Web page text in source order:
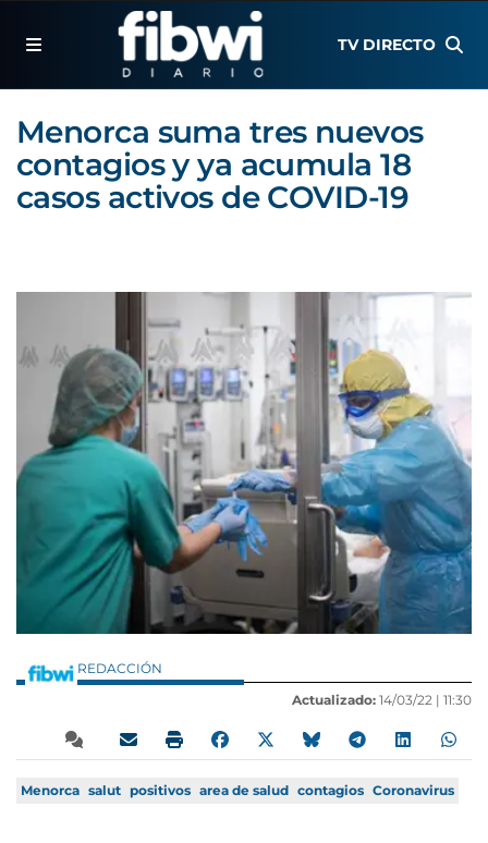
TV DIRECTO
Menorca suma tres nuevos
contagios y ya acumula 18
casos activos de COVID-19
REDACCIÓN
Actualizado: 14/03/22 | 11:30
Menorca salut positivos area de salud contagios Coronavirus